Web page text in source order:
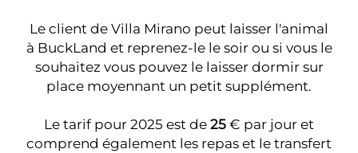
Le client de Villa Mirano peut laisser l'animal
à BuckLand et reprenez-le le soir ou si vous le
souhaitez vous pouvez le laisser dormir sur
place moyennant un petit supplément.
Le tarif pour 2025 est de 25 € par jour et
comprend également les repas et le transfert